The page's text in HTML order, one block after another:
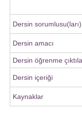
Dersin sorumlusu(ları)
Dersin amacı
Dersin öğrenme
Dersin içeriği
Kaynaklar